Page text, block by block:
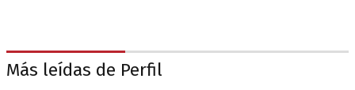
Más leídas de Perfil